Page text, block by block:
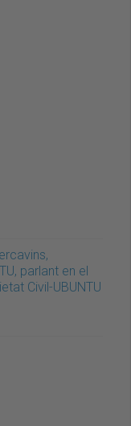
parlant en el
Civil-UBUNTU